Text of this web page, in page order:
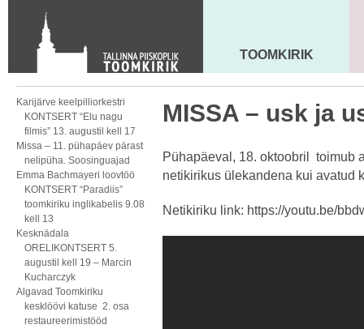
KONTAKT
Toom-Kooli 6, 10130 TALLINN
tallinna.toom@eelk.ee
MAARJA KIRIK
TOOMKIRIK
Karijärve keelpilliorkestri
KONTSERT “Elu nagu
filmis” 13. augustil kell 17
Missa – 11. pühapäev pärast
nelipüha. Soosinguajad
Emma Bachmayeri loovtöö
KONTSERT “Paradiis”
toomkiriku inglikabelis 9.08
kell 13
Kesknädala
ORELIKONTSERT 5.
augustil kell 19 – Marcin
Kucharczyk
Algavad Toomkiriku
kesklöövi katuse 2. osa
restaureerimistööd
MISSA – usk ja
Pühapäeval, 18. oktoobril toimub
netikirikus ülekandena kui avatud
Netikiriku link: https://youtu.be/